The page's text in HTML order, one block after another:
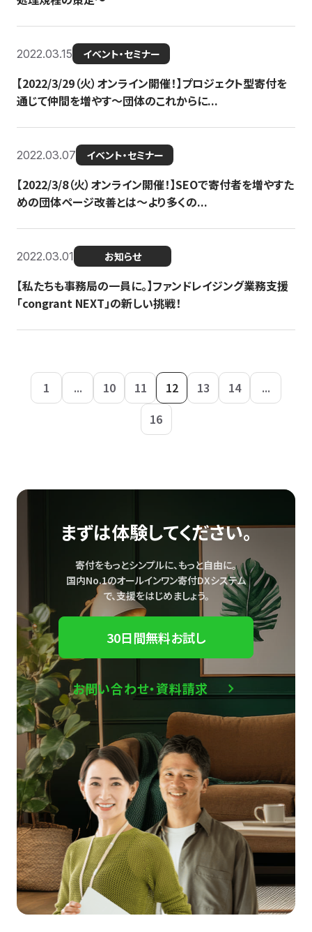
2022.03.15 イベント・セミナー
【2022/3/29（火）オンライン開催！】プロジェクト型寄付を
通じて仲間を増やす～団体のこれからに...
2022.03.07 イベント・セミナー
【2022/3/8（火）オンライン開催！】SEOで寄付者を増やすた
めの団体ページ改善とは～より多くの...
2022.03.01 お知らせ
【私たちも事務局の一員に。】ファンドレイジング業務支援
「congrant NEXT」の新しい挑戦！
1 ... 10 11 12 13 14
...
16
まずは体験してください。
寄付をもっとシンプルに、もっと自由に。
国内No.1のオールインワン寄付DXシステム
で、支援をはじめましょう。
30日間無料お試し
お問い合わせ・資料請求